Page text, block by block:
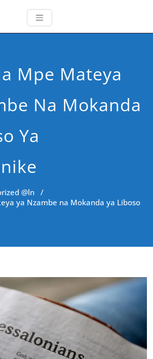
Mpe Mateya
Na Mokanda
Ya
@ln /
ya Nzambe na Mokanda ya Liboso